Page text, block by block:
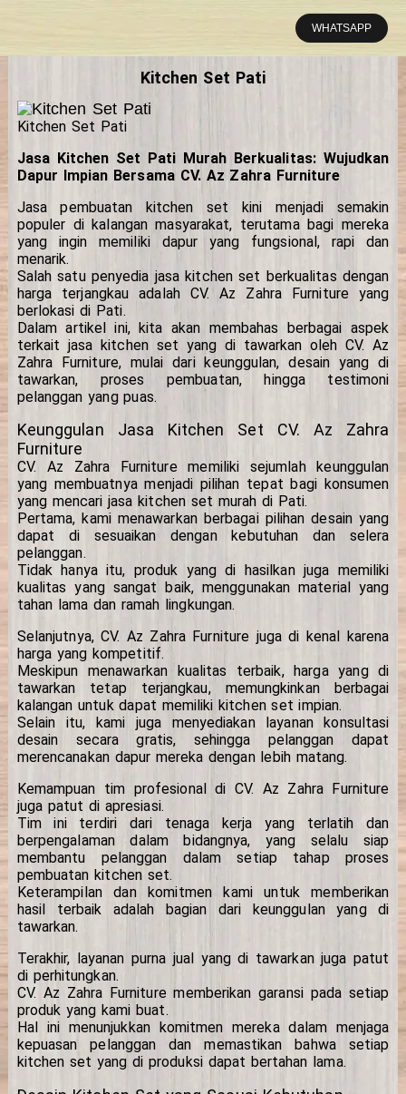
WHATSAPP
Kitchen Set Pati
Kitchen Set Pati
Jasa Kitchen Set Pati Murah Berkualitas: Wujudkan
Dapur Impian Bersama CV. Az Zahra Furniture
Jasa pembuatan kitchen set kini menjadi semakin
populer di kalangan masyarakat, terutama bagi mereka
yang ingin memiliki dapur yang fungsional, rapi dan
menarik.
Salah satu penyedia jasa kitchen set berkualitas dengan
harga terjangkau adalah CV. Az Zahra Furniture yang
berlokasi di Pati.
Dalam artikel ini, kita akan membahas berbagai aspek
terkait jasa kitchen set yang di tawarkan oleh CV. Az
Zahra Furniture, mulai dari keunggulan, desain yang di
tawarkan, proses pembuatan, hingga testimoni
pelanggan yang puas.
Keunggulan Jasa Kitchen Set CV. Az Zahra
Furniture
CV. Az Zahra Furniture memiliki sejumlah keunggulan
yang membuatnya menjadi pilihan tepat bagi konsumen
yang mencari jasa kitchen set murah di Pati.
Pertama, kami menawarkan berbagai pilihan desain yang
dapat di sesuaikan dengan kebutuhan dan selera
pelanggan.
Tidak hanya itu, produk yang di hasilkan juga memiliki
kualitas yang sangat baik, menggunakan material yang
tahan lama dan ramah lingkungan.
Selanjutnya, CV. Az Zahra Furniture juga di kenal karena
harga yang kompetitif.
Meskipun menawarkan kualitas terbaik, harga yang di
tawarkan tetap terjangkau, memungkinkan berbagai
kalangan untuk dapat memiliki kitchen set impian.
Selain itu, kami juga menyediakan layanan konsultasi
desain secara gratis, sehingga pelanggan dapat
merencanakan dapur mereka dengan lebih matang.
Kemampuan tim profesional di CV. Az Zahra Furniture
juga patut di apresiasi.
Tim ini terdiri dari tenaga kerja yang terlatih dan
berpengalaman dalam bidangnya, yang selalu siap
membantu pelanggan dalam setiap tahap proses
pembuatan kitchen set.
Keterampilan dan komitmen kami untuk memberikan
hasil terbaik adalah bagian dari keunggulan yang di
tawarkan.
Terakhir, layanan purna jual yang di tawarkan juga patut
di perhitungkan.
CV. Az Zahra Furniture memberikan garansi pada setiap
produk yang kami buat.
Hal ini menunjukkan komitmen mereka dalam menjaga
kepuasan pelanggan dan memastikan bahwa setiap
kitchen set yang di produksi dapat bertahan lama.